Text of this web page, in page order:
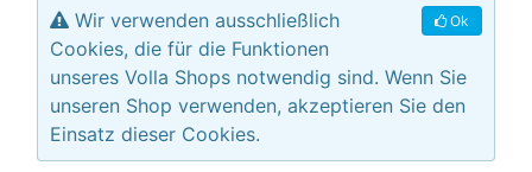
Ok
Wir verwenden ausschließlich
Cookies, die für die Funktionen
unseres Volla Shops notwendig sind. Wenn Sie
unseren Shop verwenden, akzeptieren Sie den
Einsatz dieser Cookies.